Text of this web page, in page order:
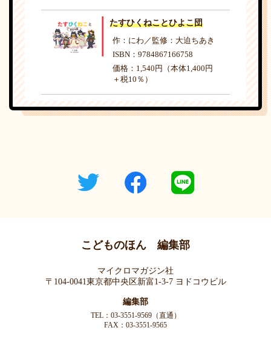
たすひくねことひよこ団
作：にわ／監修：大迫ちあき
ISBN：9784867166758
価格：1,540円（本体1,400円
＋税10％）
こどものほん 編集部
マイクロマガジン社
〒104-0041東京都中央区新富1-3-7 ヨドコウビル
編集部
TEL：03-3551-9569（直通）
FAX：03-3551-9565